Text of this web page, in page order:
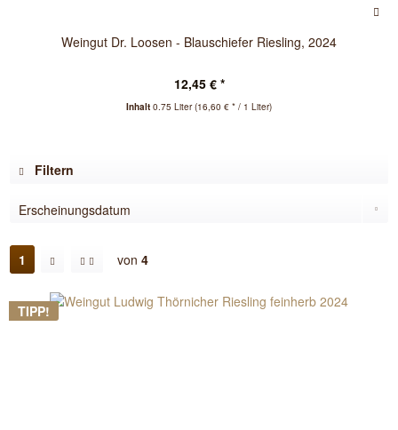
Weingut Dr. Loosen - Blauschiefer Riesling, 2024
12,45 € *
Inhalt 0.75 Liter(16,60 € * / 1 Liter)
Filtern
1 von 4
TIPP!